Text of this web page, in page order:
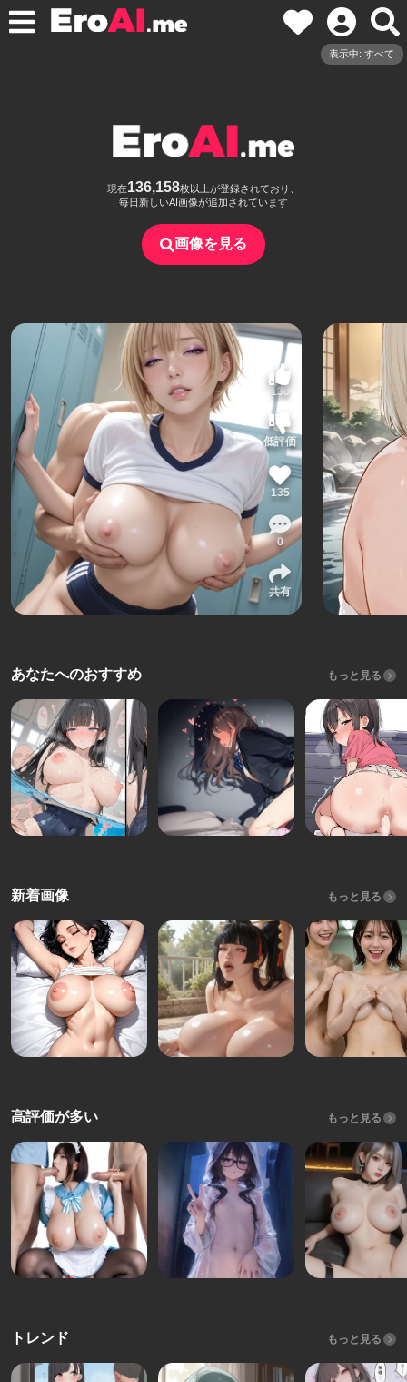
表示中: すべて
現在136,158枚以上が登録されており、
毎日新しいAI画像が追加されています
画像を見る
130
低評価
135
0
共有
あなたへのおすすめ もっと見る
新着画像 もっと見る
高評価が多い もっと見る
トレンド もっと見る